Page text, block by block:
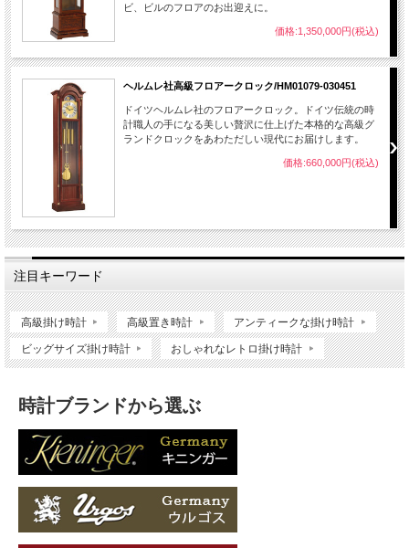
ビ、ビルのフロアのお出迎えに。
価格:1,350,000円(税込)
ヘルムレ社高級フロアークロック/HM01079-030451
ドイツヘルムレ社のフロアークロック。ドイツ伝統の時
計職人の手になる美しい贅沢に仕上げた本格的な高級グ
ランドクロックをあわただしい現代にお届けします。
価格:660,000円(税込)
注目キーワード
高級掛け時計 高級置き時計 アンティークな掛け時計
ビッグサイズ掛け時計 おしゃれなレトロ掛け時計
時計ブランドから選ぶ